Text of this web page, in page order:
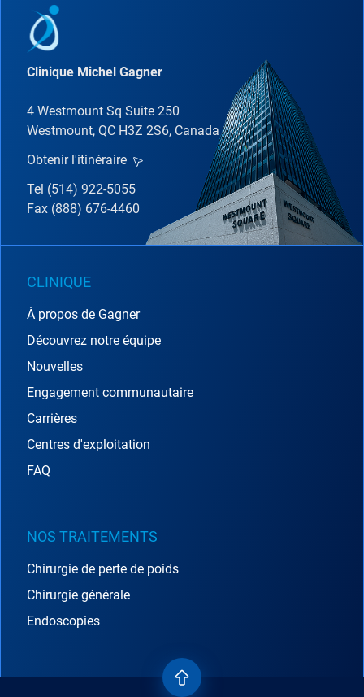
Clinique Michel Gagner
4 Westmount Sq Suite 250
Westmount, QC H3Z 2S6, Canada
Obtenir l'itinéraire
Tel (514) 922-5055
Fax (888) 676-4460
CLINIQUE
À propos de Gagner
Découvrez notre équipe
Nouvelles
Engagement communautaire
Carrières
Centres d'exploitation
FAQ
NOS TRAITEMENTS
Chirurgie de perte de poids
Chirurgie générale
Endoscopies